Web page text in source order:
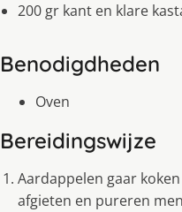
200 gr kant en klare
Benodigdheden
Oven
Bereidingswijze
Aardappelen gaar
afgieten en pureren